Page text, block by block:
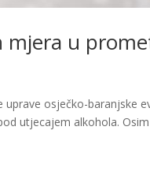
mjera u
osječko-baranjske
utjecajem alkohola.